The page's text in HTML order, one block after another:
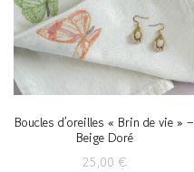
Boucles d’oreilles « Brin de vie » –
Beige Doré
25,00€